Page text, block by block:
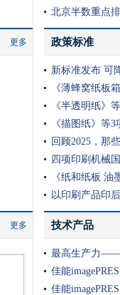
更多
更多
北京半数重点
政策标准
新标准发布 可
《薄蜂窝纸板
《半透明纸》
《描图纸》等
回顾2025，那
四项印刷机械
《纸和纸板 油
以印刷产品印
技术产品
最高生产力——
佳能
佳能